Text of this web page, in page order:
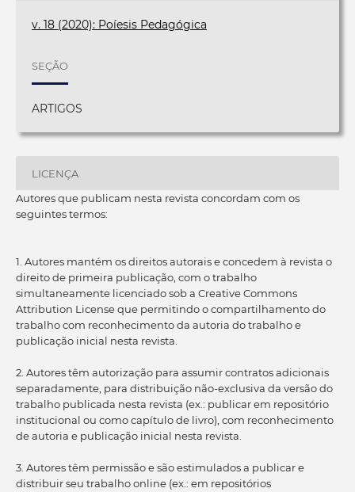
v. 18 (2020): Poíesis Pedagógica
SEÇÃO
ARTIGOS
LICENÇA
Autores que publicam nesta revista concordam com os
seguintes termos:
1. Autores mantém os direitos autorais e concedem à revista o
direito de primeira publicação, com o trabalho
simultaneamente licenciado sob a Creative Commons
Attribution License que permitindo o compartilhamento do
trabalho com reconhecimento da autoria do trabalho e
publicação inicial nesta revista.
2. Autores têm autorização para assumir contratos adicionais
separadamente, para distribuição não-exclusiva da versão do
trabalho publicada nesta revista (ex.: publicar em repositório
institucional ou como capítulo de livro), com reconhecimento
de autoria e publicação inicial nesta revista.
3. Autores têm permissão e são estimulados a publicar e
distribuir seu trabalho online (ex.: em repositórios